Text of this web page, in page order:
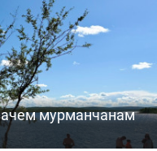
мурманчанам